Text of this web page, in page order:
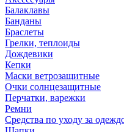
Балаклавы
Банданы
Браслеты
Грелки, теплоиды
Дождевики
Кепки
Маски ветрозащитные
Очки солнцезащитные
Перчатки, варежки
Ремни
Средства по уходу за